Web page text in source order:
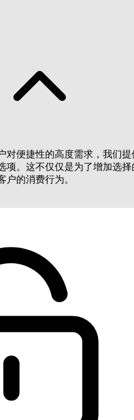
对便捷性的高度需求，我们提
项。这不仅仅是为了增加选择
户的消费行为。